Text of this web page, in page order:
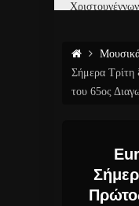
Σήμερα Τρίτη
του 65ος